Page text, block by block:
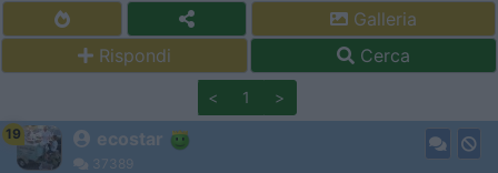
Galleria
Rispondi
Cerca
< 1 >
19 ecostar
37389